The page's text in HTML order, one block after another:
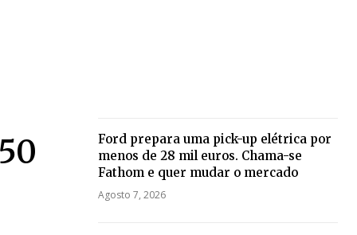
Ford prepara uma pick-up elétrica por
menos de 28 mil euros. Chama-se
Fathom e quer mudar o mercado
Agosto 7, 2026